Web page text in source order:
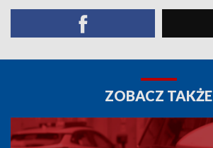
ZOBACZ TAKŻE